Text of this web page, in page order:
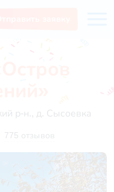
р-н., д. Сысоевка
775 отзывов